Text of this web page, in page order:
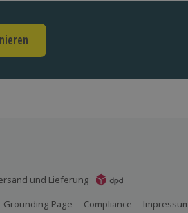
und Lieferung
Grounding Page Compliance